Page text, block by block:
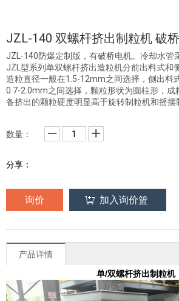
JZL-140 双螺杆挤出制粒机 破
JZL-140防爆定制版，有破桥电机。冷却水管
JZL型系列单双螺杆挤出造粒机分前出料式和
造粒直径一般在1.5-12mm之间选择，侧出料
0.7-2.0mm之间选择，颗粒形状为圆柱形，成
备挤出的颗粒硬度明显高于旋转制粒机和摇摆
数量：
分享：
询价 加入询价篮
产品详情
单/双螺杆挤出制粒机